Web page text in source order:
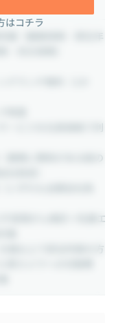
はコチラ
備（健康保険・厚生年
ービスを社員価格で利
宮頸がん検診＋乳腺エ
歳以上で該当年齢の方